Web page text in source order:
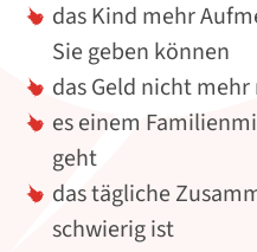
das Kind mehr
Sie geben können
das Geld nicht
es einem
geht
das tägliche
schwierig ist